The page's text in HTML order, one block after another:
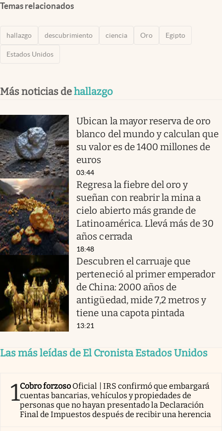
Temas relacionados
hallazgo descubrimiento ciencia Oro Egipto
Estados Unidos
Más noticias dehallazgo
Ubican la mayor reserva de oro
blanco del mundo y calculan que
su valor es de 1400 millones de
euros
03:44
Regresa la fiebre del oro y
sueñan con reabrir la mina a
cielo abierto más grande de
Latinoamérica. Llevá más de 30
años cerrada
18:48
Descubren el carruaje que
perteneció al primer emperador
de China: 2000 años de
antigüedad, mide 7,2 metros y
tiene una capota pintada
13:21
Las más leídas de El Cronista Estados Unidos
1Cobro forzoso Oficial | IRS confirmó que embargará
cuentas bancarias, vehículos y propiedades de
personas que no hayan presentado la Declaración
Final de Impuestos después de recibir una herencia